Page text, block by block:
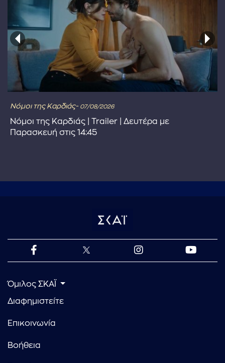
Νόμοι της Καρδιάς- 07/08/2026
Νόμοι της Καρδιάς | Trailer | Δευτέρα με
Παρασκευή στις 14:45
Όμιλος ΣΚΑΪ
Διαφημιστείτε
Επικοινωνία
Βοήθεια